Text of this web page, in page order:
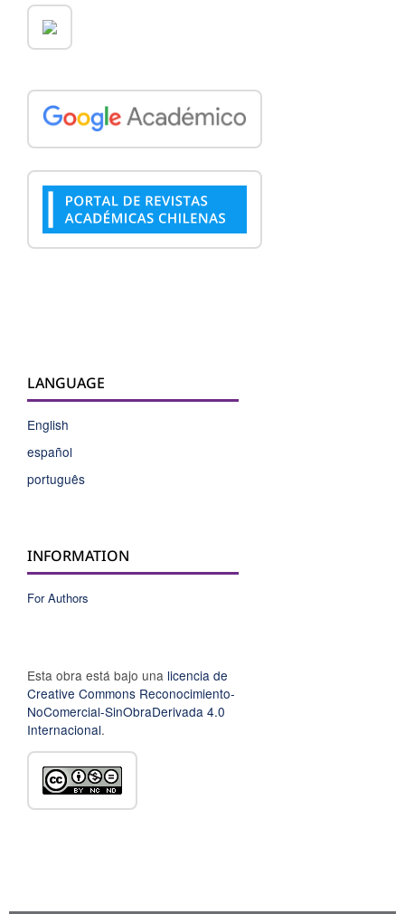
LANGUAGE
English
español
português
INFORMATION
For Authors
Esta obra está bajo una licencia de
Creative Commons Reconocimiento-
NoComercial-SinObraDerivada 4.0
Internacional.